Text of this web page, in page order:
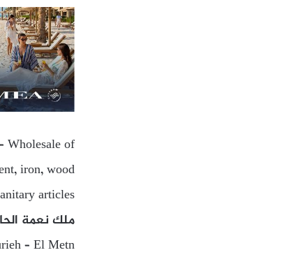
Wholesale of
iron, wood…
articles
ملك نعمة
– El Metn